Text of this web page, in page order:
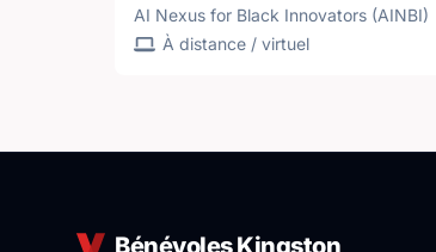
AI Nexus for Black Innovators (AINBI)
À distance / virtuel
Bénévoles Kingston